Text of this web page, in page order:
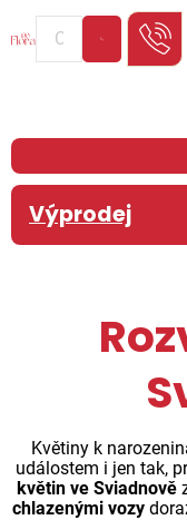
Výprodej
Květiny k
událostem i jen tak,
květin ve Sviadnově
chlazenými vozy